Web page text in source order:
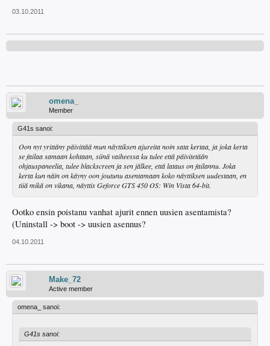
03.10.2011
omena_
Member
G41s sanoi:
Oon nyt yrittäny päivittää mun näyttiksen ajureita noin sata kertaa, ja joka kerta
se failaa samaan kohtaan, siinä vaiheessa ku tulee että päivitetään
ohjauspaneelia, tulee blackscreen ja sen jälkee, että lataus on failannu. Joka
kerta kun näin on käyny oon joutunu asentamaan koko näyttiksen uudestaan, en
tiiä mikä on vikana, näyttis Geforce GTS 450 OS: Win Vista 64-bit.
Ootko ensin poistanu vanhat ajurit ennen uusien asentamista?
(Uninstall -> boot -> uusien asennus?
04.10.2011
Make_72
Active member
omena_ sanoi:
G41s sanoi: